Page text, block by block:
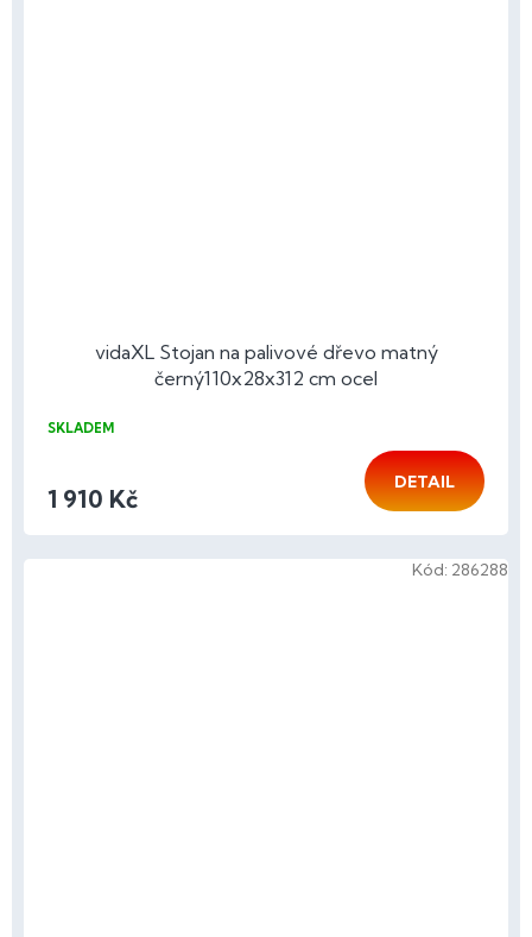
vidaXL Stojan na palivové dřevo matný
černý110x28x312 cm ocel
SKLADEM
1 910 Kč
DETAIL
Kód: 286288